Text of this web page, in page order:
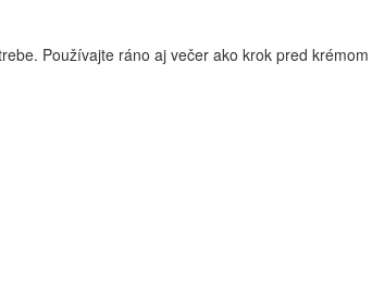
Používajte ráno aj večer ako krok pred krémom